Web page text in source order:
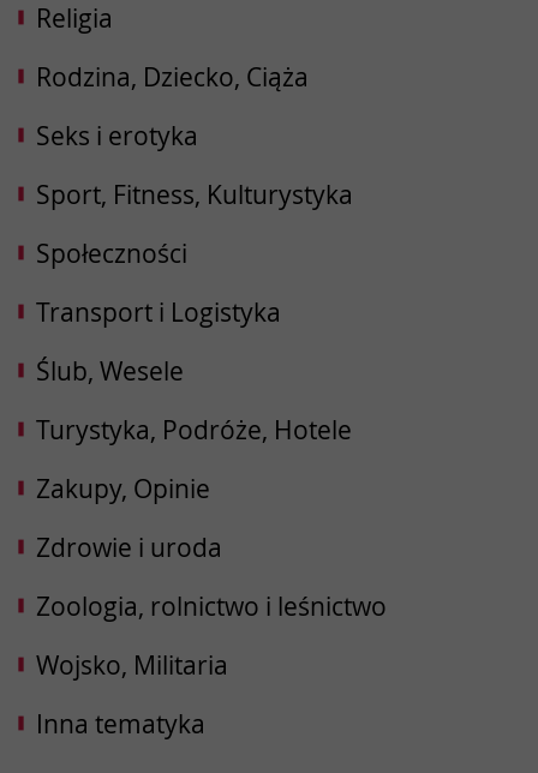
Religia
Rodzina, Dziecko, Ciąża
Seks i erotyka
Sport, Fitness, Kulturystyka
Społeczności
Transport i Logistyka
Ślub, Wesele
Turystyka, Podróże, Hotele
Zakupy, Opinie
Zdrowie i uroda
Zoologia, rolnictwo i leśnictwo
Wojsko, Militaria
Inna tematyka